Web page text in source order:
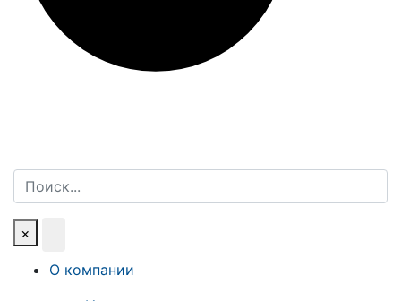
Поиск
×
О компании